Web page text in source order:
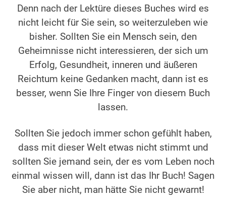
Denn nach der Lektüre dieses Buches wird es
nicht leicht für Sie sein, so weiterzuleben wie
bisher. Sollten Sie ein Mensch sein, den
Geheimnisse nicht interessieren, der sich um
Erfolg, Gesundheit, inneren und äußeren
Reichtum keine Gedanken macht, dann ist es
besser, wenn Sie Ihre Finger von diesem Buch
lassen.
Sollten Sie jedoch immer schon gefühlt haben,
dass mit dieser Welt etwas nicht stimmt und
sollten Sie jemand sein, der es vom Leben noch
einmal wissen will, dann ist das Ihr Buch! Sagen
Sie aber nicht, man hätte Sie nicht gewarnt!